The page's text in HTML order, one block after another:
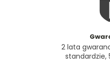
2 lata
standardzie,